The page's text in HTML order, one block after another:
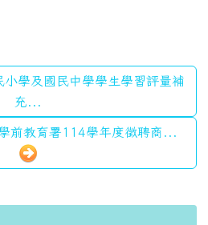
學及國民中學學生學習評量補
充...
前教育署114學年度徵聘商...